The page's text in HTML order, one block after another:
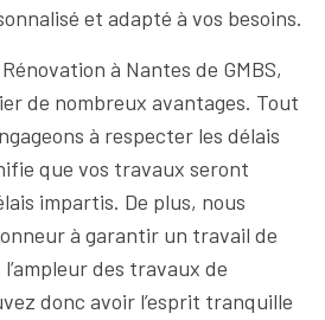
et adapté à vos besoins.
à Nantes de GMBS,
de nombreux avantages. Tout
à respecter les délais
que vos travaux seront
impartis. De plus, nous
à garantir un travail de
des travaux de
donc avoir l’esprit tranquille